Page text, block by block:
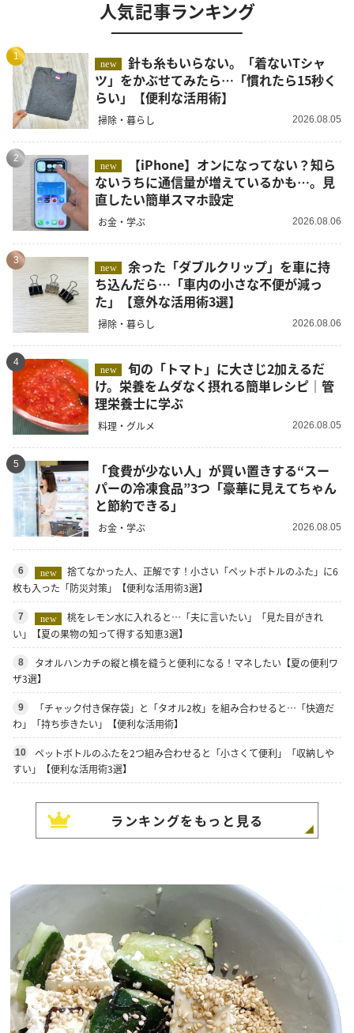
人気記事ランキング
1
new
針も糸もいらない。「着ないTシャ
ツ」をかぶせてみたら…「慣れたら15秒く
らい」【便利な活用術】
掃除・暮らし 2026.08.05
2
new
ないうちに通信量が増えているかも…。見
直したい簡単スマホ設定
お金・学ぶ 2026.08.06
3
new
余った「ダブルクリップ」を車に持
ち込んだら…「車内の小さな不便が減っ
た」【意外な活用術3選】
掃除・暮らし 2026.08.06
4
new
旬の「トマト」に大さじ2加えるだ
け。栄養をムダなく摂れる簡単レシピ｜管
理栄養士に学ぶ
料理・グルメ 2026.08.05
5
「食費が少ない人」が買い置きする“スー
パーの冷凍食品”3つ「豪華に見えてちゃん
と節約できる」
お金・学ぶ 2026.08.05
6 new
捨てなかった人、正解です！小さい「ペットボトルのふた」に6
枚も入った「防災対策」【便利な活用術3選】
7 new
桃をレモン水に入れると…「夫に言いたい」「見た目がきれ
い」【夏の果物の知って得する知恵3選】
8
タオルハンカチの縦と横を縫うと便利になる！マネしたい【夏の便利ワ
ザ3選】
9
「チャック付き保存袋」と「タオル2枚」を組み合わせると…「快適だ
わ」「持ち歩きたい」【便利な活用術】
10
ペットボトルのふたを2つ組み合わせると「小さくて便利」「収納しや
すい」【便利な活用術3選】
ランキングをもっと見る